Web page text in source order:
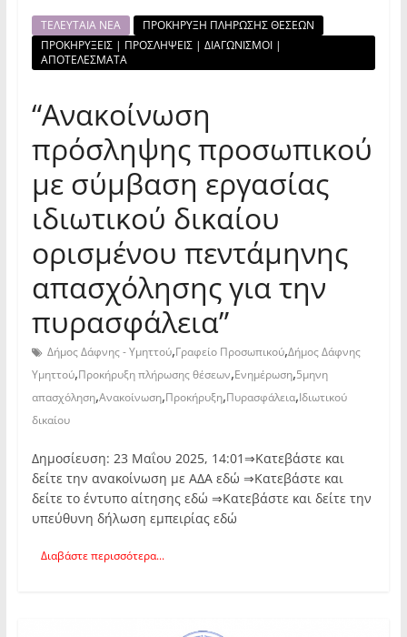
ΤΕΛΕΥΤΑΙΑ ΝΕΑ
ΠΡΟΚΗΡΥΞΗ ΠΛΗΡΩΣΗΣ ΘΕΣΕΩΝ
ΠΡΟΚΗΡΥΞΕΙΣ | ΠΡΟΣΛΗΨΕΙΣ | ΔΙΑΓΩΝΙΣΜΟΙ |
ΑΠΟΤΕΛΕΣΜΑΤΑ
“Ανακοίνωση
πρόσληψης προσωπικού
με σύμβαση εργασίας
ιδιωτικού δικαίου
ορισμένου πεντάμηνης
απασχόλησης για την
πυρασφάλεια”
Δήμος Δάφνης - Υμηττού,Γραφείο Προσωπικού,Δήμος Δάφνης
Υμηττού,Προκήρυξη πλήρωσης θέσεων,Ενημέρωση,5μηνη
απασχόληση,Ανακοίνωση,Προκήρυξη,Πυρασφάλεια,Ιδιωτικού
δικαίου
Δημοσίευση: 23 Μαΐου 2025, 14:01⇒Κατεβάστε και
δείτε την ανακοίνωση με ΑΔΑ εδώ ⇒Κατεβάστε και
δείτε το έντυπο αίτησης εδώ ⇒Κατεβάστε και δείτε την
υπεύθυνη δήλωση εμπειρίας εδώ
Διαβάστε περισσότερα...